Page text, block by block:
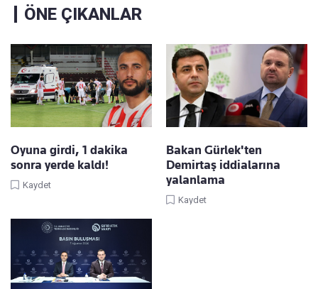
ÖNE ÇIKANLAR
Oyuna girdi, 1 dakika
sonra yerde kaldı!
Kaydet
Bakan Gürlek'ten
Demirtaş iddialarına
yalanlama
Kaydet